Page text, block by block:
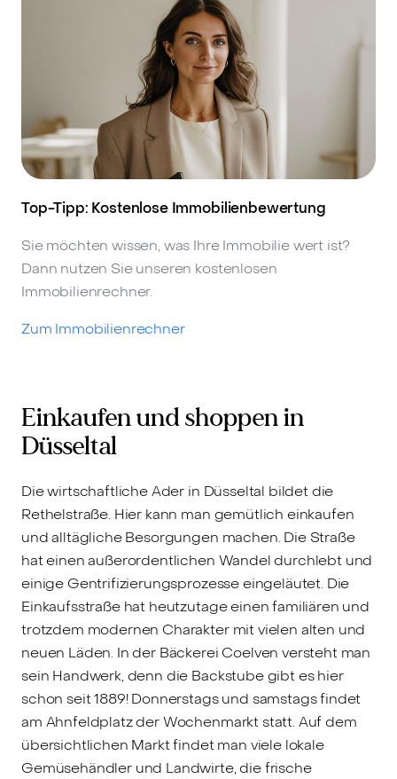
Top-Tipp: Kostenlose Immobilienbewertung
Sie möchten wissen, was Ihre Immobilie wert ist?
Dann nutzen Sie unseren kostenlosen
Immobilienrechner.
Zum Immobilienrechner
Einkaufen und shoppen in
Düsseltal
Die wirtschaftliche Ader in Düsseltal bildet die
Rethelstraße. Hier kann man gemütlich einkaufen
und alltägliche Besorgungen machen. Die Straße
hat einen außerordentlichen Wandel durchlebt und
einige Gentrifizierungsprozesse eingeläutet. Die
Einkaufsstraße hat heutzutage einen familiären und
trotzdem modernen Charakter mit vielen alten und
neuen Läden. In der Bäckerei Coelven versteht man
sein Handwerk, denn die Backstube gibt es hier
schon seit 1889! Donnerstags und samstags findet
am Ahnfeldplatz der Wochenmarkt statt. Auf dem
übersichtlichen Markt findet man viele lokale
Gemüsehändler und Landwirte, die frische